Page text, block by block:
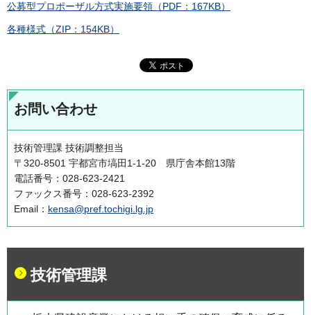
公募型プロポーザル方式実施要領（PDF：167KB）
各種様式（ZIP：154KB）
お問い合わせ
技術管理課 技術調整担当
〒320-8501 宇都宮市塙田1-1-20 県庁舎本館13階
電話番号：028-623-2421
ファックス番号：028-623-2392
Email： kensa@pref.tochigi.lg.jp
技術管理課